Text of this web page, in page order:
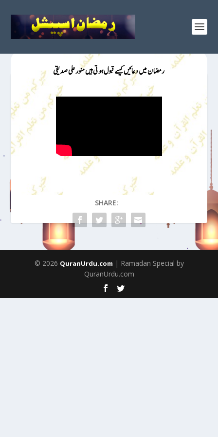
رمضان میں دعائیں کیسے قبول ہوتی ہیں منورعلی صدیقی
SHARE:
© 2026 QuranUrdu.com | Ramadan Special by
QuranUrdu.com